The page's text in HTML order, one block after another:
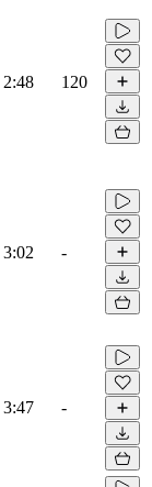
2:48 120
3:02 -
3:47 -